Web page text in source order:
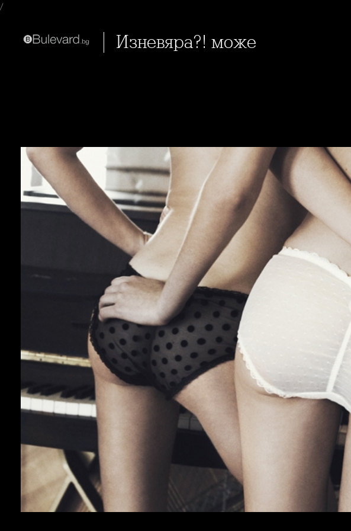
/
Изневяра?! може